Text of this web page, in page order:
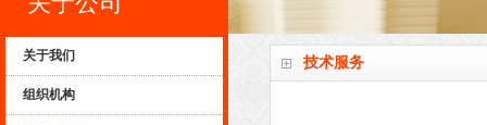
技术服务
关于我们
组织机构